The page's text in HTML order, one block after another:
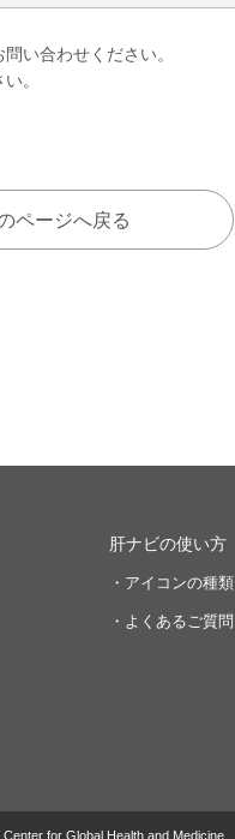
い合わせください。
。
ページへ戻る
肝ナビの使い方
・アイコンの種類
・よくあるご質問
for Global Health and Medicine.